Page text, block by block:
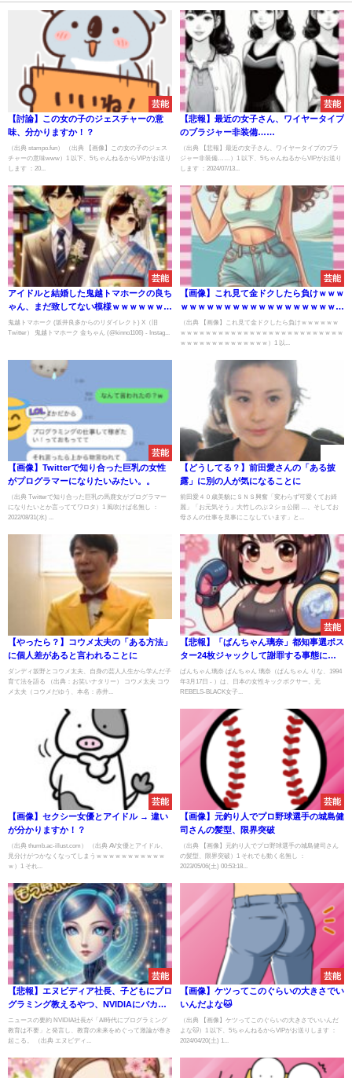
芸能
【討論】この女の子のジェスチャーの意
味、分かりますか！？
（出典 stampo.fun） （出典 【画像】この女の子のジェス
チャーの意味www）1 以下、5ちゃんねるからVIPがお送り
します ：20...
芸能
【悲報】最近の女子さん、ワイヤータイプ
のブラジャー非装備……
（出典 【悲報】最近の女子さん、ワイヤータイプのブラ
ジャー非装備……）1 以下、5ちゃんねるからVIPがお送り
します ：2024/07/13...
芸能
アイドルと結婚した鬼越トマホークの良ち
ゃん、まだ致してない模様ｗｗｗｗｗｗｗ
ｗｗｗｗｗｗｗｗｗｗｗｗｗ
鬼越トマホーク (坂井良多からのリダイレクト) X（旧
Twitter） 鬼越トマホーク 金ちゃん (@kinno1106) - Instag...
芸能
【画像】これ見て金ドクしたら負けｗｗｗ
ｗｗｗｗｗｗｗｗｗｗｗｗｗｗｗｗｗｗｗ
ｗｗｗｗｗｗｗｗｗｗｗｗｗｗｗｗｗｗｗ
ｗｗｗｗｗ
（出典 【画像】これ見て金ドクしたら負けｗｗｗｗｗｗ
ｗｗｗｗｗｗｗｗｗｗｗｗｗｗｗｗｗｗｗｗｗｗｗｗｗｗ
ｗｗｗｗｗｗｗｗｗｗｗｗｗｗ）1 以...
芸能
【画像】Twitterで知り合った巨乳の女性
がプログラマーになりたいみたい。。
（出典 Twitterで知り合った巨乳の馬鹿女がプログラマー
になりたいとか言っててワロタ）1 風吹けば名無し ：
2022/08/31(水) ...
【どうしてる？】前田愛さんの「ある披
露」に別の人が気になることに
前田愛４０歳美貌にＳＮＳ興奮「変わらず可愛くてお綺
麗」「お元気そう」大竹しのぶ２ショ公開 …、そしてお
母さんの仕事を見事にこなしています」と...
【やったら？】コウメ太夫の「ある方法」
に個人差があると言われることに
ダンディ坂野とコウメ太夫、自身の芸人人生から学んだ子
育て法を語る （出典：お笑いナタリー） コウメ太夫 コウ
メ太夫（コウメだゆう、本名：赤井...
芸能
【悲報】「ぱんちゃん璃奈」都知事選ポス
ター24枚ジャックして謝罪する事態にｗ
ｗｗｗｗｗｗｗｗｗｗｗｗｗｗｗｗｗｗｗ
ｗｗｗｗｗｗｗｗ
ぱんちゃん璃奈 ぱんちゃん 璃奈（ぱんちゃん りな、1994
年3月17日 - ）は、日本の女性キックボクサー。元
REBELS-BLACK女子...
芸能
【画像】セクシー女優とアイドル → 違い
が分かりますか！？
（出典 thumb.ac-illust.com） （出典 AV女優とアイドル、
見分けがつかなくなってしまうｗｗｗｗｗｗｗｗｗｗｗ
ｗ）1 それ...
芸能
【画像】元釣り人でプロ野球選手の城島健
司さんの髪型、限界突破
（出典 【画像】元釣り人でプロ野球選手の城島健司さん
の髪型、限界突破）1 それでも動く名無し ：
2023/05/06(土) 00:53:18...
芸能
【悲報】エヌビディア社長、子どもにプロ
グラミング教えるやつ、NVIDIAにバカ扱
いされる【終戦】
ニュースの要約 NVIDIA社長が「AI時代にプログラミング
教育は不要」と発言し、教育の未来をめぐって激論が巻き
起こる。 （出典 エヌビディ...
芸能
【画像】ケツってこのぐらいの大きさでい
いんだよな🐱
（出典 【画像】ケツってこのぐらいの大きさでいいんだ
よな🐱）1 以下、5ちゃんねるからVIPがお送りします ：
2024/04/20(土) 1...